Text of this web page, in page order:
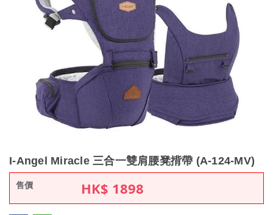
I-Angel Miracle 三合一雙肩腰凳揹帶 (A-124-MV)
售價 HK$ 1898